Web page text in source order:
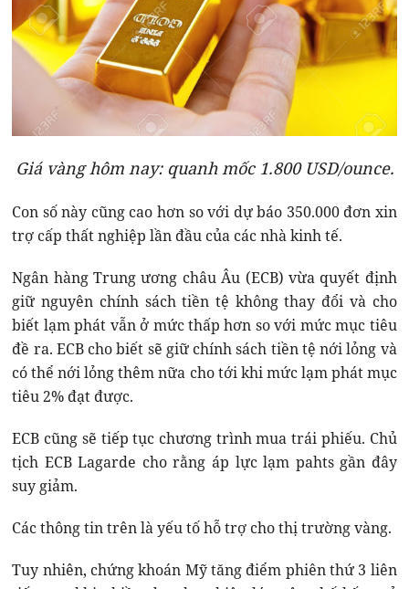
Giá vàng hôm nay: quanh mốc 1.800 USD/ounce.
Con số này cũng cao hơn so với dự báo 350.000 đơn xin
trợ cấp thất nghiệp lần đầu của các nhà kinh tế.
Ngân hàng Trung ương châu Âu (ECB) vừa quyết định
giữ nguyên chính sách tiền tệ không thay đổi và cho
biết lạm phát vẫn ở mức thấp hơn so với mức mục tiêu
đề ra. ECB cho biết sẽ giữ chính sách tiền tệ nới lỏng và
có thể nới lỏng thêm nữa cho tới khi mức lạm phát mục
tiêu 2% đạt được.
ECB cũng sẽ tiếp tục chương trình mua trái phiếu. Chủ
tịch ECB Lagarde cho rằng áp lực lạm pahts gần đây
suy giảm.
Các thông tin trên là yếu tố hỗ trợ cho thị trường vàng.
Tuy nhiên, chứng khoán Mỹ tăng điểm phiên thứ 3 liên